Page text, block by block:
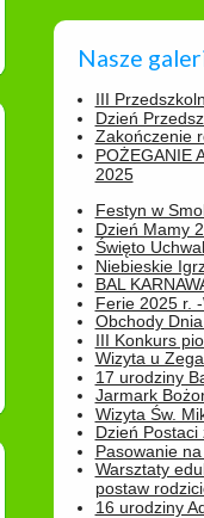
Nasze
III
Dzień
Zakończenie
POŻEGANIE
2025
Festyn w
Dzień Mamy
Święto
Niebieskie
BAL
Ferie 2025 r.
Obchody Dnia
III Konkurs
Wizyta u
17 urodziny
Jarmark
Wizyta Św.
Dzień Postaci
Pasowanie
Warsztaty
postaw
16 urodziny